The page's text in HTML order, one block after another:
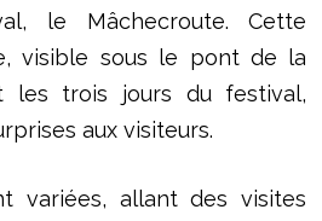
le Mâchecroute. Cette
visible sous le pont de la
les trois jours du festival,
aux visiteurs.
variées, allant des visites